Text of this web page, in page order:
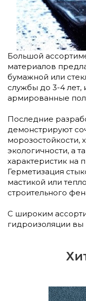
Большой
материалов
бумажной или
службы до 3-4 лет,
армированные
Последние
демонстрируют
морозостойкости,
экологичности, а
характеристик на
Герметизация
мастикой или
строительного
С широким
гидроизоляции вы